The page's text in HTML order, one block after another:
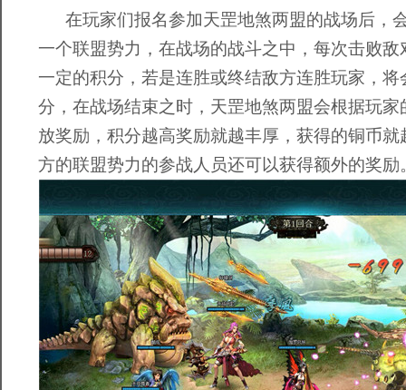
在玩家们报名参加天罡地煞两盟的战场后，
一个联盟势力，在战场的战斗之中，每次击败
一定的积分，若是连胜或终结敌方连胜玩家，将
分，在战场结束之时，天罡地煞两盟会根据玩家
放奖励，积分越高奖励就越丰厚，获得的铜币
方的联盟势力的参战人员还可以获得额外的奖励